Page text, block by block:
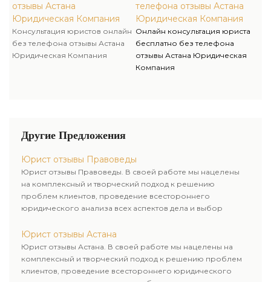
отзывы Астана
Юридическая Компания
Консультация юристов онлайн
без телефона отзывы Астана
Юридическая Компания
телефона отзывы Астана
Юридическая Компания
Онлайн консультация юриста
бесплатно без телефона
отзывы Астана Юридическая
Компания
Другие Предложения
Юрист отзывы Правоведы
Юрист отзывы Правоведы. В своей работе мы нацелены
на комплексный и творческий подход к решению
проблем клиентов, проведение всестороннего
юридического анализа всех аспектов дела и выбор
Юрист отзывы Астана
Юрист отзывы Астана. В своей работе мы нацелены на
комплексный и творческий подход к решению проблем
клиентов, проведение всестороннего юридического